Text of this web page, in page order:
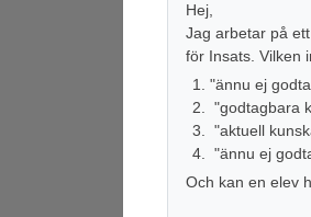
Hej,
Jag arbetar på
för Insats. Vilken
"ännu ej
"godtagbara
"aktuell
"ännu ej
Och kan en elev